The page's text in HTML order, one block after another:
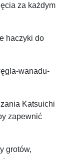
za każdym
haczyki do
wanadu-
Katsuichi
zapewnić
grotów,